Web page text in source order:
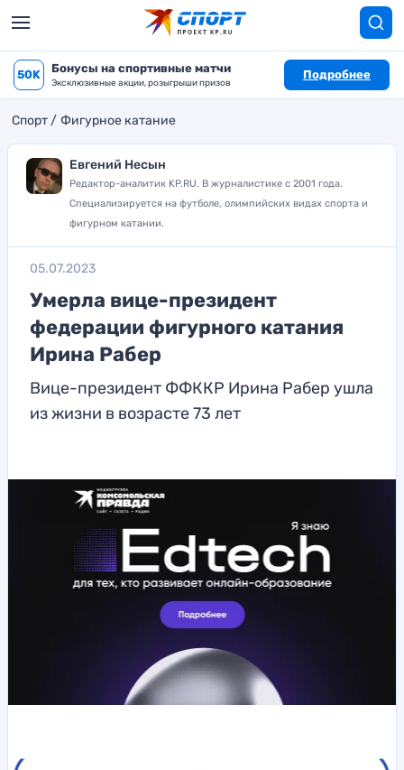
50K Бонусы на спортивные матчи
Эксклюзивные акции, розыгрыши призов
Подробнее
Спорт Фигурное катание
Евгений Несын
Редактор-аналитик KP.RU. В журналистике с 2001 года.
Специализируется на футболе, олимпийских видах спорта и
фигурном катании.
05.07.2023
Умерла вице-президент
федерации фигурного катания
Ирина Рабер
Вице-президент ФФККР Ирина Рабер ушла
из жизни в возрасте 73 лет